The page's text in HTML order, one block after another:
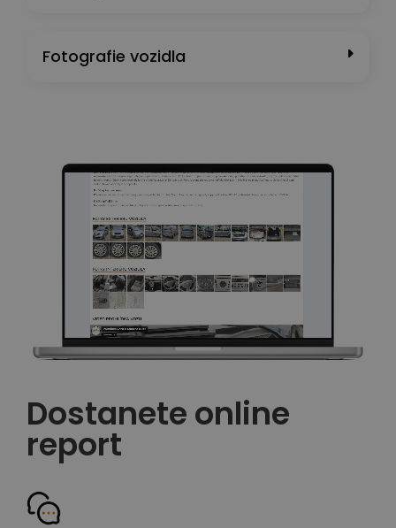
Fotografie vozidla
Dostanete online
report